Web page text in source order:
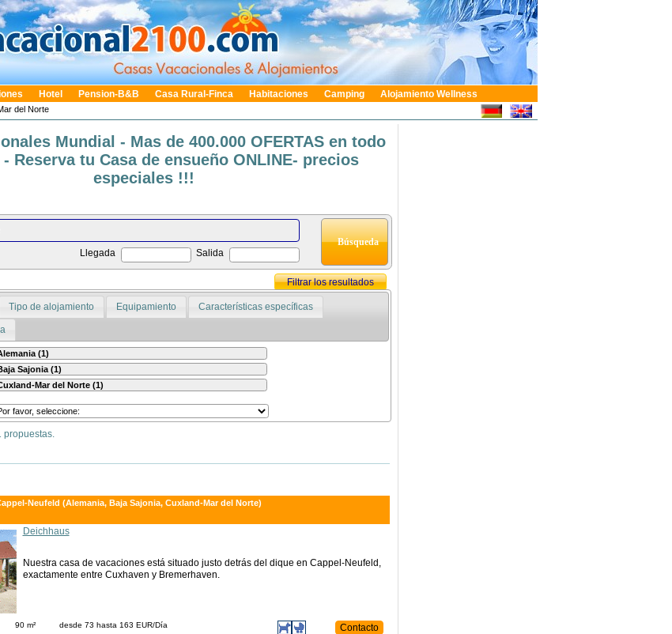
Hotel Pension-B&B Casa Rural-Finca Habitaciones Camping Alojamiento Wellness
del Norte
Mundial - Mas de 400.000 OFERTAS en todo
Reserva tu Casa de ensueño ONLINE- precios
especiales !!!
Llegada Salida
Filtrar los resultados
Tipo de alojamiento Equipamiento Características específicas
propuestas.
Neufeld (Alemania, Baja Sajonia, Cuxland-Mar del Norte)
Deichhaus
Nuestra casa de vacaciones está situado justo detrás del dique en Cappel-Neufeld,
exactamente entre Cuxhaven y Bremerhaven.
90 m² desde 73 hasta 163 EUR/Día Contacto